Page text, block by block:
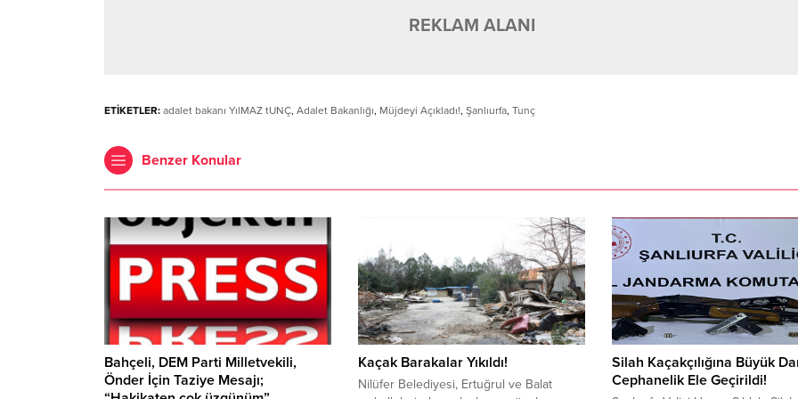
REKLAM ALANI
ETİKETLER: adalet bakanı YılMAZ tUNÇ, Adalet Bakanlığı, Müjdeyi Açıkladı!, Şanlıurfa, Tunç
Benzer Konular
Bahçeli, DEM Parti Milletvekili,
Önder İçin Taziye Mesajı;
Kaçak Barakalar Yıkıldı!
Nilüfer Belediyesi, Ertuğrul ve Balat
Silah Kaçakçılığına Büyük
Cephanelik Ele Geçirildi!